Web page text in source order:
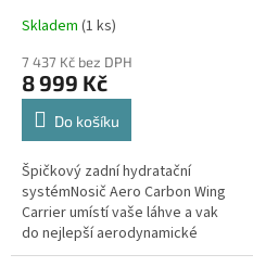
Skladem (1 ks)
7 437 Kč bez DPH
8 999 Kč
Do košíku
Špičkový zadní hydratační
systémNosič Aero Carbon Wing
Carrier umístí vaše láhve a vak
do nejlepší aerodynamické
polohy za sportovce, kde se